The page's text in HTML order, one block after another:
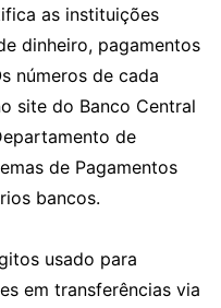
as instituições
dinheiro, pagamentos
números de cada
site do Banco Central
de
de Pagamentos
bancos.
usado para
em transferências via